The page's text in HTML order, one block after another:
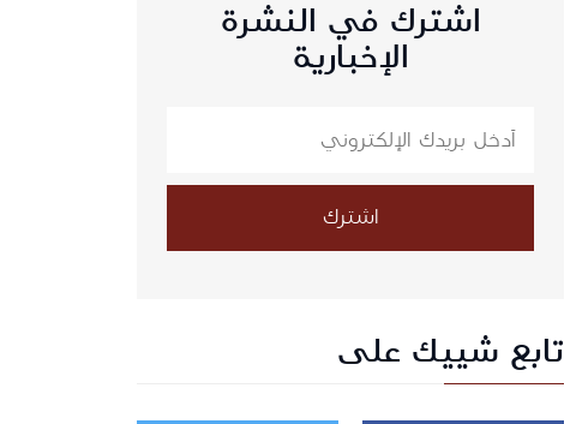
اشترك في النشرة
الإخبارية
اشترك
تابع شييك على